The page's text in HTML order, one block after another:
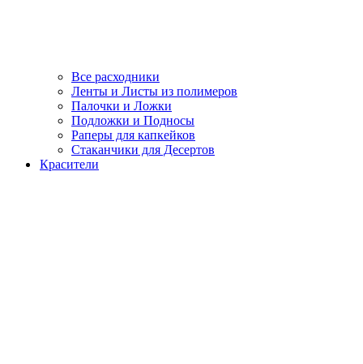
Все расходники
Ленты и Листы из полимеров
Палочки и Ложки
Подложки и Подносы
Раперы для капкейков
Стаканчики для Десертов
Красители